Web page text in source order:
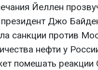
Йеллен
президент Джо
санкции против
нефти у
помешать реакции